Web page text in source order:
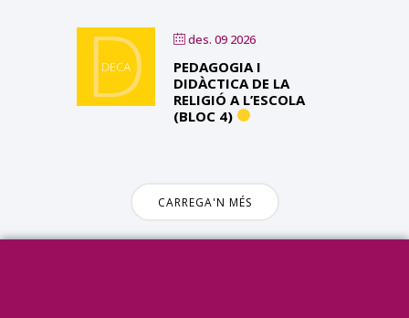
des. 09 2026
PEDAGOGIA I
DIDÀCTICA DE LA
RELIGIÓ A L’ESCOLA
(BLOC 4)
CARREGA'N MÉS